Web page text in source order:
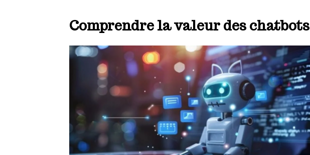
Comprendre la valeur des chatbots